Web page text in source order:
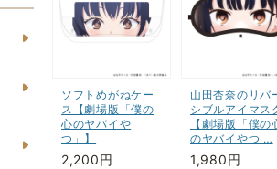
ソフトめがねケー
ス【劇場版「僕の
心のヤバイや
つ」】
2,200円
山田杏奈のリバ
シブルアイマス
【劇場版「僕の
のヤバイやつ …
1,980円